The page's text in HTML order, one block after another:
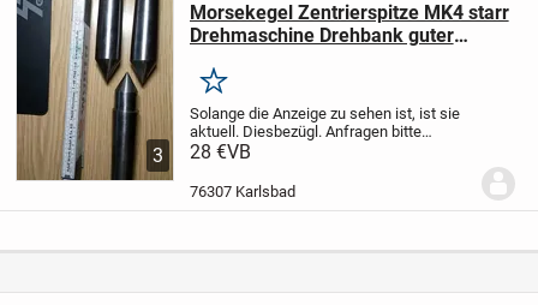
3
Morsekegel Zentrierspitze MK4 starr
Drehmaschine Drehbank guter
Merken
Solange die Anzeige zu sehen ist, ist sie
aktuell. Diesbezügl. Anfragen bitte
unterlassen, sie werden nicht
nicht mehr benötigt und sind in einem
28 €VB
76307 Karlsbad